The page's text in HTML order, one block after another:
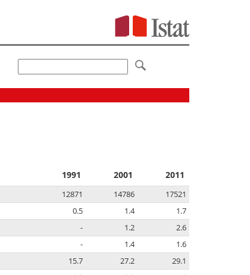
1991 2001 2011
12871 14786
17521
0.5 1.4
1.7
- 1.2
2.6
- 1.4
1.6
15.7 27.2
29.1